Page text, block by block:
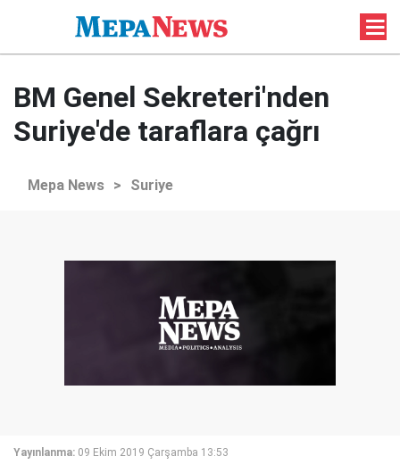
BM Genel Sekreteri'nden
Suriye'de taraflara çağrı
Mepa News > Suriye
Yayınlanma: 09 Ekim 2019 Çarşamba 13:53